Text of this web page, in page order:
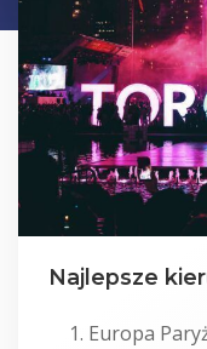
Najlepsze
1. Europa